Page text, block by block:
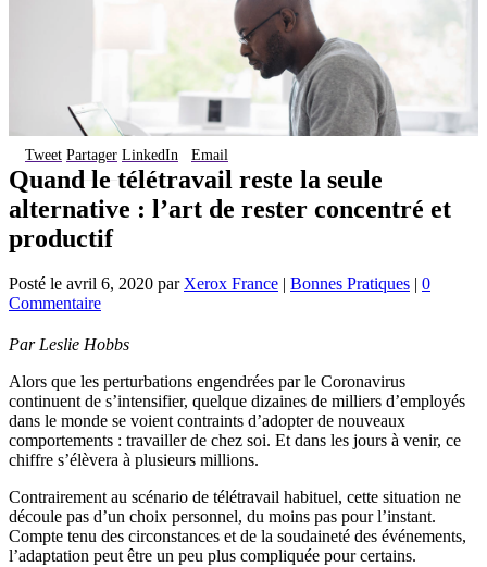
Tweet Partager LinkedIn Email
Quand le télétravail reste la seule
alternative : l’art de rester concentré et
productif
Posté le avril 6, 2020 parXerox France | Bonnes Pratiques | 0
Commentaire
Par Leslie Hobbs
Alors que les perturbations engendrées par le Coronavirus
continuent de s’intensifier, quelque dizaines de milliers d’employés
dans le monde se voient contraints d’adopter de nouveaux
comportements : travailler de chez soi. Et dans les jours à venir, ce
chiffre s’élèvera à plusieurs millions.
Contrairement au scénario de télétravail habituel, cette situation ne
découle pas d’un choix personnel, du moins pas pour l’instant.
Compte tenu des circonstances et de la soudaineté des événements,
l’adaptation peut être un peu plus compliquée pour certains.